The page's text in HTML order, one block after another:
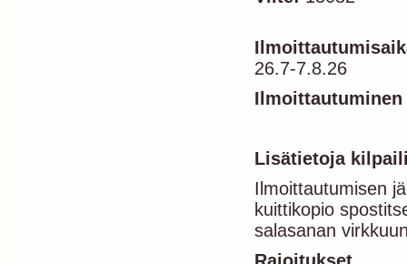
26.7-7.8.26
Lisätietoja
Ilmoittautumisen
kuittikopio
salasanan